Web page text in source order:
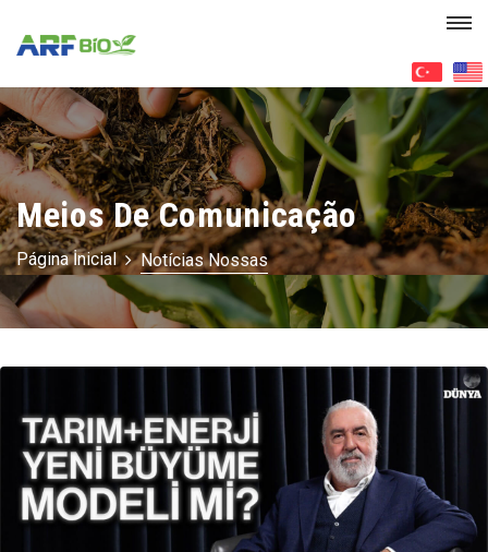
Meios De Comunicação
Página İnicial Notícias Nossas